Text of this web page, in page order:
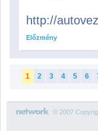
http://
Előzmény
1 2 3 4 5 6
© 2007